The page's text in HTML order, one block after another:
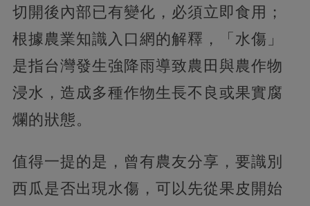
切開後內部已有變化，必須立即食用；
根據農業知識入口網的解釋，「水傷」
是指台灣發生強降雨導致農田與農作物
浸水，造成多種作物生長不良或果實腐
爛的狀態。
值得一提的是，曾有農友分享，要識別
西瓜是否出現水傷，可以先從果皮開始